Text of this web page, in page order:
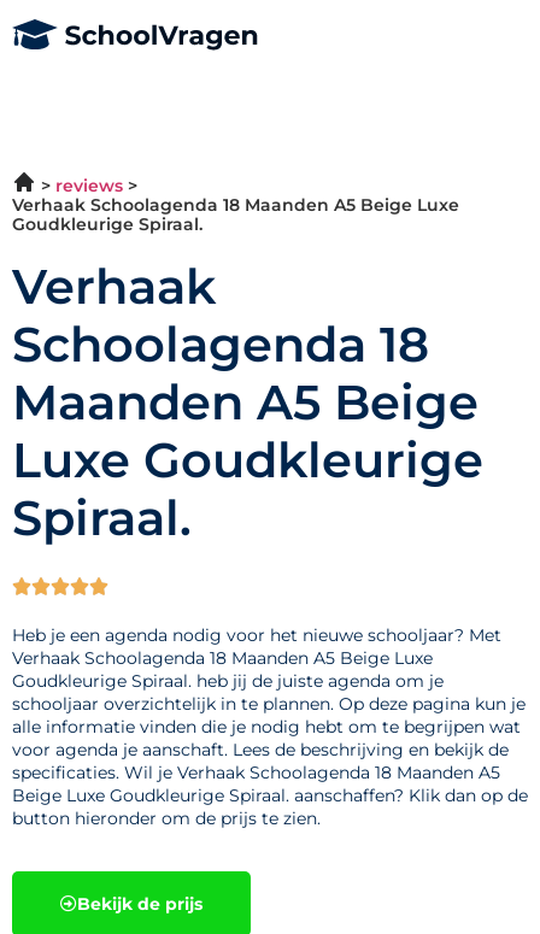
reviews
Verhaak Schoolagenda 18 Maanden A5 Beige Luxe
Goudkleurige Spiraal.
Verhaak
Schoolagenda 18
Maanden A5 Beige
Luxe Goudkleurige
Spiraal.

Heb je een agenda nodig voor het nieuwe schooljaar? Met
Verhaak Schoolagenda 18 Maanden A5 Beige Luxe
Goudkleurige Spiraal. heb jij de juiste agenda om je
schooljaar overzichtelijk in te plannen. Op deze pagina kun je
alle informatie vinden die je nodig hebt om te begrijpen wat
voor agenda je aanschaft. Lees de beschrijving en bekijk de
specificaties. Wil je Verhaak Schoolagenda 18 Maanden A5
Beige Luxe Goudkleurige Spiraal. aanschaffen? Klik dan op de
button hieronder om de prijs te zien.
Bekijk de prijs